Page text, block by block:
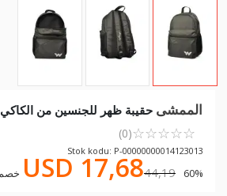
الممشى حقيبة ظهر للجنسين من الكاكي
☆
☆
☆
☆
☆ ★
★
★
★
★
(0)
Stok kodu: P-00000000014123013
USD 17,6844,19 60% خصم في سلة التسوق